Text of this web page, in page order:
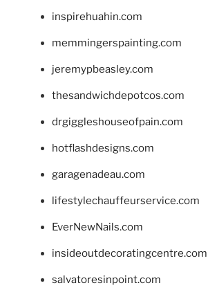
inspirehuahin.com
memmingerspainting.com
jeremypbeasley.com
thesandwichdepotcos.com
drgiggleshouseofpain.com
hotflashdesigns.com
garagenadeau.com
lifestylechauffeurservice.com
EverNewNails.com
insideoutdecoratingcentre.com
salvatoresinpoint.com